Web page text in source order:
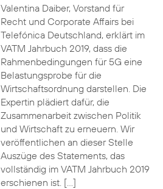
Valentina Daiber, Vorstand für
Recht und Corporate Affairs bei
Telefónica Deutschland, erklärt im
VATM Jahrbuch 2019, dass die
Rahmenbedingungen für 5G eine
Belastungsprobe für die
Wirtschaftsordnung darstellen. Die
Expertin plädiert dafür, die
Zusammenarbeit zwischen Politik
und Wirtschaft zu erneuern. Wir
veröffentlichen an dieser Stelle
Auszüge des Statements, das
vollständig im VATM Jahrbuch 2019
erschienen ist. […]